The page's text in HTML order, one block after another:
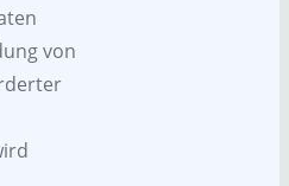
von